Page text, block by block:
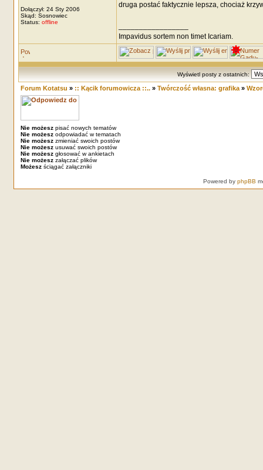
Dołączył: 24 Sty 2006
Skąd: Sosnowiec
Status: offline
druga postać faktycznie lepsza, chociaż
Impavidus sortem non timet Icariam.
Wyświetl posty z ostatnich:
Forum Kotatsu » :: Kącik forumowicza ::..» Twórczość własna: grafika»
Nie możeszpisać nowych tematów
Nie możeszodpowiadać w tematach
Nie możeszzmieniać swoich postów
Nie możeszusuwać swoich postów
Nie możeszgłosować w ankietach
Nie możeszzałączać plików
Możeszściągać załączniki
Powered by phpBB